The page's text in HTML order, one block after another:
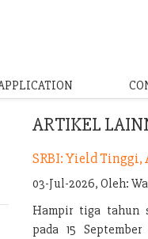
ARTIKEL
SRBI: Yield Tinggi,
03-Jul-2026, Oleh:
Hampir tiga tahun
pada 15